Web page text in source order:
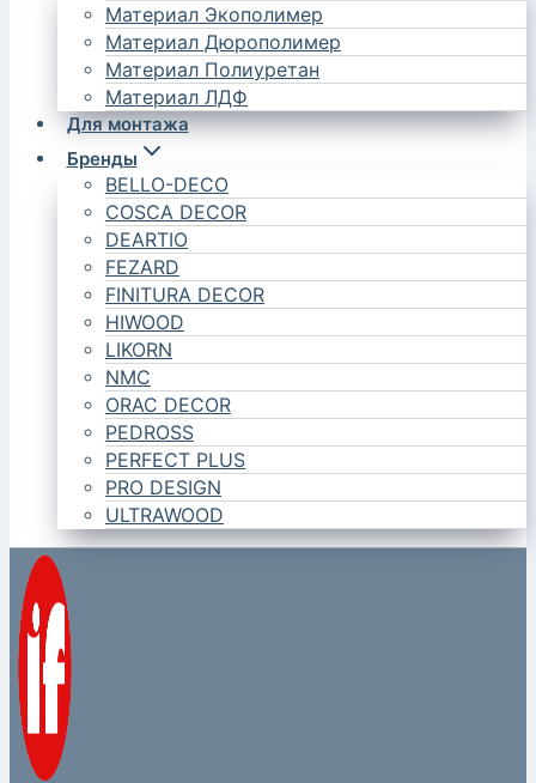
Материал Экополимер
Материал Дюрополимер
Материал Полиуретан
Материал ЛДФ
Для монтажа
Бренды
BELLO-DECO
COSCA DECOR
DEARTIO
FEZARD
FINITURA DECOR
HIWOOD
LIKORN
NMC
ORAC DECOR
PEDROSS
PERFECT PLUS
PRO DESIGN
ULTRAWOOD